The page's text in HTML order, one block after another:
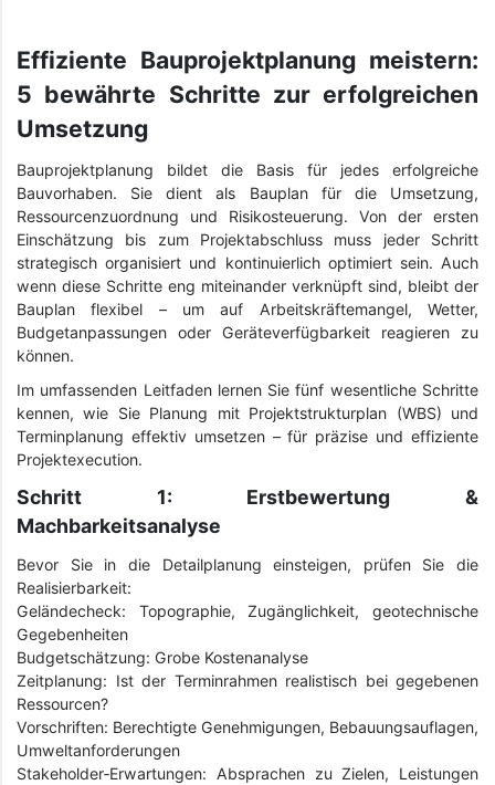
Effiziente Bauprojektplanung meistern:
5 bewährte Schritte zur erfolgreichen
Umsetzung
Bauprojektplanung bildet die Basis für jedes erfolgreiche
Bauvorhaben. Sie dient als Bauplan für die Umsetzung,
Ressourcenzuordnung und Risikosteuerung. Von der ersten
Einschätzung bis zum Projektabschluss muss jeder Schritt
strategisch organisiert und kontinuierlich optimiert sein. Auch
wenn diese Schritte eng miteinander verknüpft sind, bleibt der
Bauplan flexibel – um auf Arbeitskräftemangel, Wetter,
Budgetanpassungen oder Geräteverfügbarkeit reagieren zu
können.
Im umfassenden Leitfaden lernen Sie fünf wesentliche Schritte
kennen, wie Sie Planung mit Projektstrukturplan (WBS) und
Terminplanung effektiv umsetzen – für präzise und effiziente
Projektexecution.
Schritt 1: Erstbewertung &
Machbarkeitsanalyse
Bevor Sie in die Detailplanung einsteigen, prüfen Sie die
Realisierbarkeit:
Geländecheck: Topographie, Zugänglichkeit, geotechnische
Gegebenheiten
Budgetschätzung: Grobe Kostenanalyse
Zeitplanung: Ist der Terminrahmen realistisch bei gegebenen
Ressourcen?
Vorschriften: Berechtigte Genehmigungen, Bebauungsauflagen,
Umweltanforderungen
Stakeholder‑Erwartungen: Absprachen zu Zielen, Leistungen